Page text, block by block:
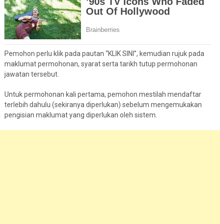
Pemohon perlu klik pada pautan “KLIK SINI”, kemudian rujuk pada
maklumat permohonan, syarat serta tarikh tutup permohonan
jawatan tersebut.
Untuk permohonan kali pertama, pemohon mestilah mendaftar
terlebih dahulu (sekiranya diperlukan) sebelum mengemukakan
pengisian maklumat yang diperlukan oleh sistem.